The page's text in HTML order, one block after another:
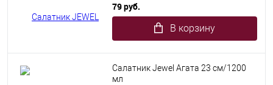
79 руб.
В корзину
Салатник Jewel Агата 23 см/1200
мл